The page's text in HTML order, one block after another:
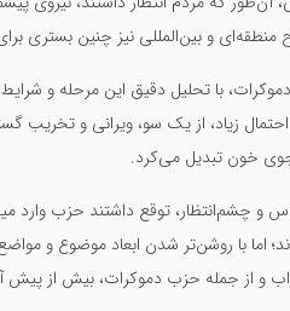
منطقه‌ای و بین‌المللی نیز چنین بستری
با تحلیل دقیق این مرحله و
زیاد، از یک سو، ویرانی و تخریب
جوی خون تبدیل می‌کرد.
و چشم‌انتظار، توقع داشتند حزب وارد
اما با روشن‌تر شدن ابعاد موضوع و
و از جمله حزب دموکرات، بیش از پیش